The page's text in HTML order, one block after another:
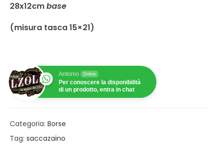
28x12cmbase
(misura tasca 15×21)
Antonio Online
Per conoscere la disponibilità
di un prodotto, entra in chat
Categoria: Borse
Tag: saccazaino